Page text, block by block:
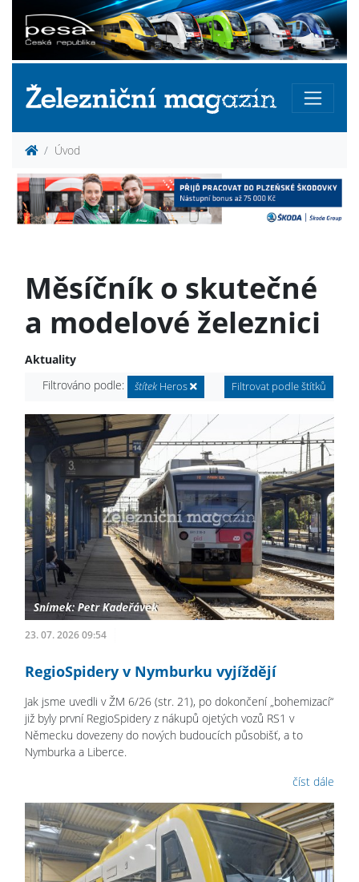
Úvod
Měsíčník o skutečné
a modelové železnici
Aktuality
Filtrováno podle:
štítek Heros Filtrovat podle štítků
23. 07. 2026 09:54
RegioSpidery v Nymburku vyjíždějí
Jak jsme uvedli v ŽM 6/26 (str. 21), po dokončení „bohemizací“
již byly první RegioSpidery z nákupů ojetých vozů RS1 v
Německu dovezeny do nových budoucích působišť, a to
Nymburka a Liberce.
číst dále